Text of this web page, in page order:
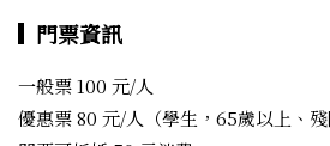
門票資訊
一般票 100 元/人
優惠票 80 元/人（學生，65歲以上、殘